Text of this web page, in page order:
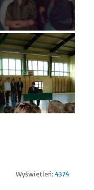
Wyświetleń:4374